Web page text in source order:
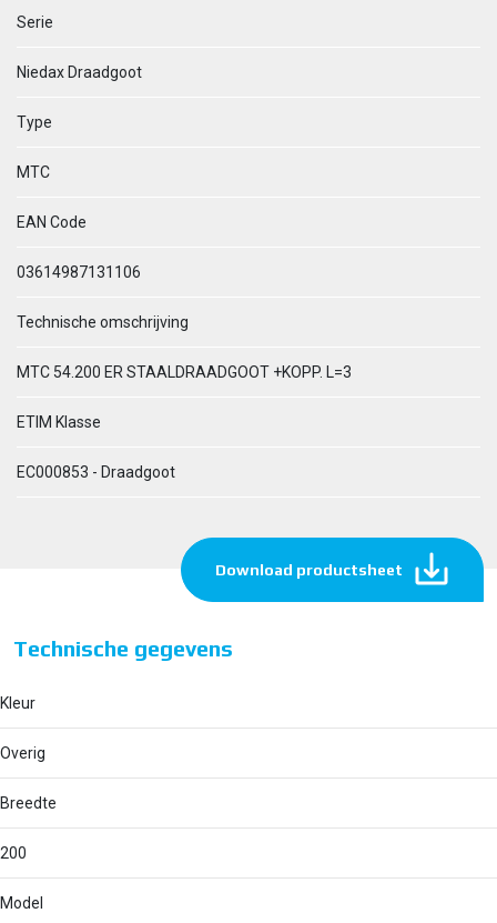
Serie
Niedax Draadgoot
Type
MTC
EAN Code
03614987131106
Technische omschrijving
MTC 54.200 ER STAALDRAADGOOT +KOPP. L=3
ETIM Klasse
EC000853 - Draadgoot
Download productsheet
Technische gegevens
Kleur
Overig
Breedte
200
Model